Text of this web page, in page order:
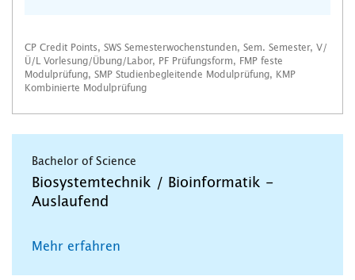
CP Credit Points, SWS Semesterwochenstunden, Sem. Semester, V/
Ü/L Vorlesung/Übung/Labor, PF Prüfungsform, FMP feste
Modulprüfung, SMP Studienbegleitende Modulprüfung, KMP
Kombinierte Modulprüfung
Bachelor of Science
Biosystemtechnik / Bioinformatik -
Auslaufend
Mehr erfahren